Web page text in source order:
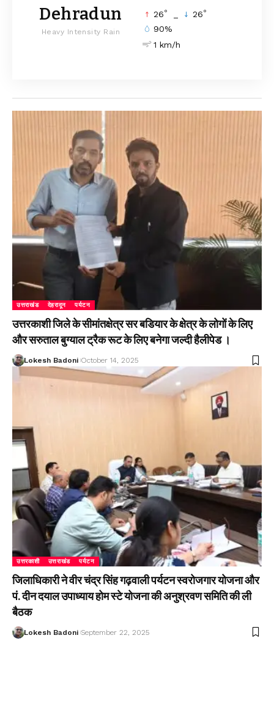
Dehradun
Heavy Intensity Rain
26° 26°
90%
1 km/h
उत्तराखंड देहरादून पर्यटन
उत्तरकाशी जिले के सीमांतक्षेत्र सर बडियार के क्षेत्र के लोगों के लिए
और सरुताल बुग्याल ट्रैक रूट के लिए बनेगा जल्दी हैलीपेड ।
Lokesh Badoni October 14, 2025
उत्तरकाशी उत्तराखंड पर्यटन
जिलाधिकारी ने वीर चंद्र सिंह गढ़वाली पर्यटन स्वरोजगार योजना और
पं. दीन दयाल उपाध्याय होम स्टे योजना की अनुश्रवण समिति की ली
बैठक
Lokesh Badoni September 22, 2025